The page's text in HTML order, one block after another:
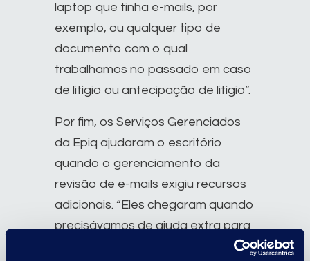
laptop que tinha e-mails, por
exemplo, ou qualquer tipo de
documento com o qual
trabalhamos no passado em caso
de litígio ou antecipação de litígio”.
Por fim, os Serviços Gerenciados
da Epiq ajudaram o escritório
quando o gerenciamento da
revisão de e-mails exigiu recursos
adicionais. “Eles chegaram quando
precisávamos de ajuda extra para
analisar conjuntos volumosos de e-